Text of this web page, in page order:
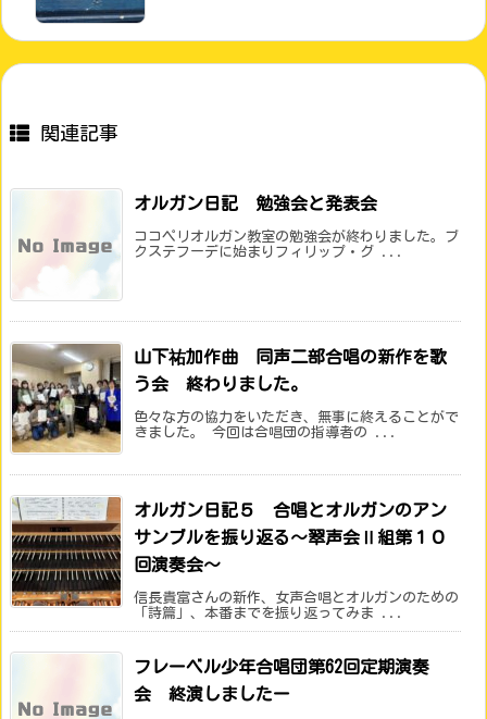
関連記事
オルガン日記 勉強会と発表会
ココペリオルガン教室の勉強会が終わりました。ブ
クステフーデに始まりフィリップ・グ ...
山下祐加作曲 同声二部合唱の新作を歌
う会 終わりました。
色々な方の協力をいただき、無事に終えることがで
きました。 今回は合唱団の指導者の ...
オルガン日記５ 合唱とオルガンのアン
サンブルを振り返る～翠声会Ⅱ組第１０
回演奏会～
信長貴富さんの新作、女声合唱とオルガンのための
「詩篇」、本番までを振り返ってみま ...
フレーベル少年合唱団第62回定期演奏
会 終演しましたー